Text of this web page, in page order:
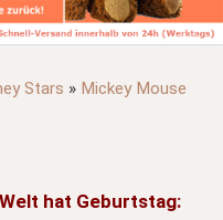
Stars » Mickey Mouse
hat Geburtstag: